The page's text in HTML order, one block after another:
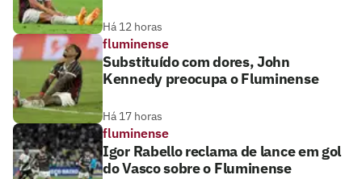
Há 12 horas
fluminense
Substituído com dores, John
Kennedy preocupa o Fluminense
Há 17 horas
fluminense
Igor Rabello reclama de lance em gol
do Vasco sobre o Fluminense